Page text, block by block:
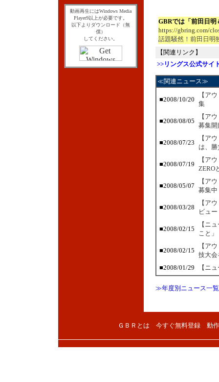
動画再生にはWindows Media
Player9以上が必要です。
以下よりダウンロード（無
償）
してください。
GBRでは「前田日明
https://gbring.com/
話題騒然！前田日明
【関連リンク】
>>リングス公式サイ
≪関連ニュース≫
■2008/10/20
【ア
集
■2008/08/05
【ア
募集開
■2008/07/23
【ア
は、
■2008/07/19
【ア
ZERO
■2008/05/07
【ア
募集中
■2008/03/28
【ア
ビュー
■2008/02/15
【ニ
こと」
■2008/02/15
【ア
技大会
■2008/01/29
【ニ
≫年度別ニュース一覧
ＧＢＲとは 今すぐ無料登録 動